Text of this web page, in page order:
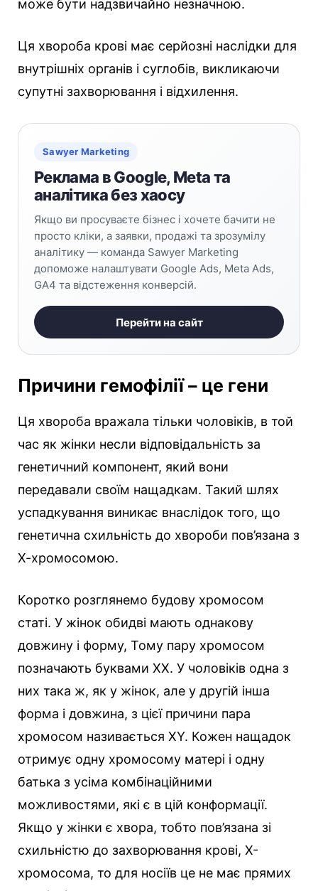
може бути надзвичайно незначною.
Ця хвороба крові має серйозні наслідки для
внутрішніх органів і суглобів, викликаючи
супутні захворювання і відхилення.
Sawyer Marketing
Реклама в Google, Meta та
аналітика без хаосу
Якщо ви просуваєте бізнес і хочете бачити не
просто кліки, а заявки, продажі та зрозумілу
аналітику — команда Sawyer Marketing
допоможе налаштувати Google Ads, Meta Ads,
GA4 та відстеження конверсій.
Перейти на сайт
Причини гемофілії – це гени
Ця хвороба вражала тільки чоловіків, в той
час як жінки несли відповідальність за
генетичний компонент, який вони
передавали своїм нащадкам. Такий шлях
успадкування виникає внаслідок того, що
генетична схильність до хвороби пов’язана з
Х-хромосомою.
Коротко розглянемо будову хромосом
статі. У жінок обидві мають однакову
довжину і форму, Тому пару хромосом
позначають буквами XX. У чоловіків одна з
них така ж, як у жінок, але у другій інша
форма і довжина, з цієї причини пара
хромосом називається XY. Кожен нащадок
отримує одну хромосому матері і одну
батька з усіма комбінаційними
можливостями, які є в цій конформації.
Якщо у жінки є хвора, тобто пов’язана зі
схильністю до захворювання крові, Х-
хромосома, то для носіїв це не має прямих